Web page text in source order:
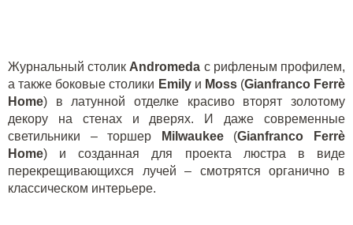
Журнальный столик Andromeda с рифленым профилем,
а также боковые столики Emily и Moss (Gianfranco Ferrè
Home) в латунной отделке красиво вторят золотому
декору на стенах и дверях. И даже современные
светильники – торшер
Milwaukee(Gianfranco Ferrè
Home) и созданная для проекта люстра в виде
перекрещивающихся лучей – смотрятся органично в
классическом интерьере.